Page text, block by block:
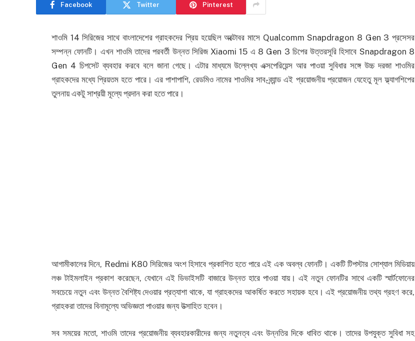
Facebook Twitter Pinterest
শাওমি 14 সিরিজের সাথে বাংলাদেশের গ্রাহকদের প্রিয় হয়েছিল অক্টোবর মাসে Qualcomm Snapdragon 8 Gen 3 প্রসেসর
সম্পন্ন ফোনটি। এখন শাওমি তাদের পরবর্তী উন্নত সিরিজ Xiaomi 15 এ 8 Gen 3 চিপের উত্তরসূরি হিসাবে Snapdragon 8
Gen 4 চিপসেট ব্যবহার করবে বলে জানা গেছে। এটার মাধ্যমে উল্লেখ্য এক্সপেরিয়েন্স আর পাওয়া সুবিধার সঙ্গে উচ্চ দরজা শাওমির
গ্রাহকদের মধ্যে প্রিয়তম হতে পারে। এর পাশাপাশি, রেডমিও নামের শাওমির সাব-ব্র্যান্ড এই প্রয়োজনীয় প্রয়োজন যেহেতু মূল ফ্ল্যাগশিপের
তুলনায় একটু সাশ্রয়ী মূল্যে প্রদান করা হতে পারে।
আগামীকালের দিনে, Redmi K80 সিরিজের অংশ হিসাবে প্রকাশিত হতে পারে এই এক অবল্ব ফোনটি। একটি টিপস্টার সোশ্যাল মিডিয়ায়
লঞ্চ টাইমলাইন প্রকাশ করেছেন, যেখানে এই ডিভাইসটি বাজারে উন্নত হারে পাওয়া যায়। এই নতুন ফোনটির সাথে একটি স্মার্টফোনের
সবচেয়ে নতুন এবং উন্নত বৈশিষ্ট্য দেওয়ার প্রত্যাশা থাকে, যা গ্রাহকদের আকর্ষিত করতে সহায়ক হবে। এই প্রয়োজনীয় তথ্য গ্রহণ করে,
গ্রাহকরা তাদের বিনামূল্যে অভিজ্ঞতা পাওয়ার জন্য উত্সাহিত হবেন।
সব সময়ের মতো, শাওমি তাদের প্রয়োজনীয় ব্যবহারকারীদের জন্য নতুনত্ব এবং উন্নতির দিকে ধাবিত থাকে। তাদের উপযুক্ত সুবিধা সহ